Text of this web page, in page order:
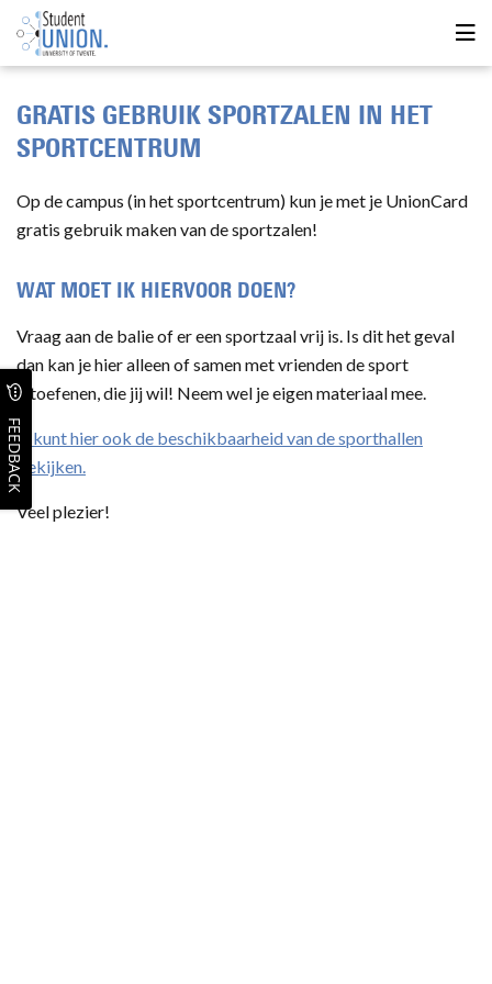
GRATIS GEBRUIK SPORTZALEN IN HET
SPORTCENTRUM
Op de campus (in het sportcentrum) kun je met je UnionCard
gratis gebruik maken van de sportzalen!
WAT MOET IK HIERVOOR DOEN?
Vraag aan de balie of er een sportzaal vrij is. Is dit het geval
dan kan je hier alleen of samen met vrienden de sport
uitoefenen, die jij wil! Neem wel je eigen materiaal mee.
U kunt hier ook de beschikbaarheid van de sporthallen
bekijken.
Veel plezier!
FEEDBACK